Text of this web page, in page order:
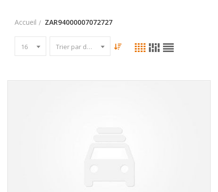
Accueil ZAR94000007072727
16 Trier par date